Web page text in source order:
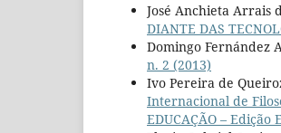
José Anchieta Arrais
DIANTE DAS
Domingo Fernández
n. 2 (2013)
Ivo Pereira de
Internacional de
EDUCAÇÃO – Edição